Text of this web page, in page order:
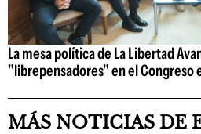
La mesa política de La Libertad
"librepensadores" en el Congreso
MÁS NOTICIAS DE